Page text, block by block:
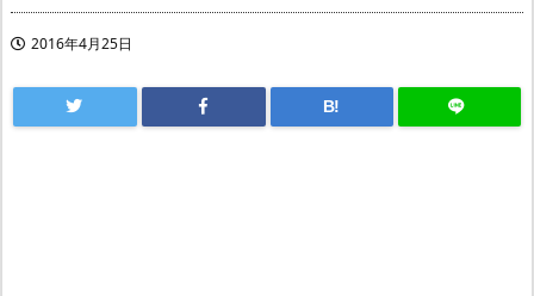
2016年4月25日
B!